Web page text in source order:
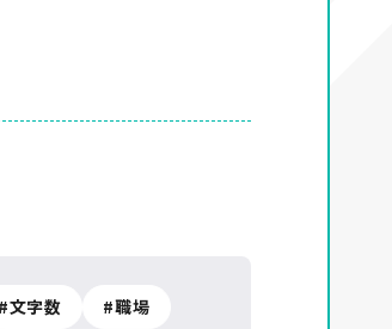
文字数
職場